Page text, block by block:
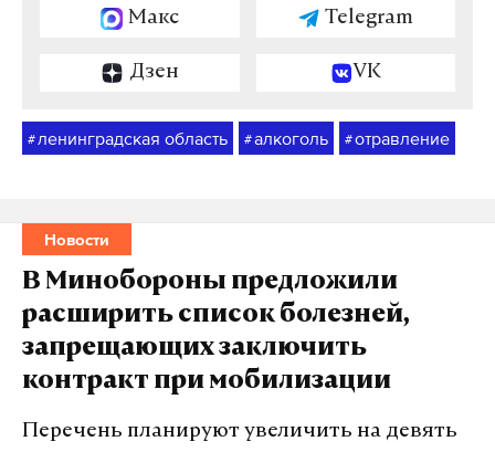
Макс Telegram
Дзен VK
# ленинградская область #алкоголь #отравление
Новости
В Минобороны предложили
расширить список болезней,
запрещающих заключить
контракт при мобилизации
Перечень планируют увеличить на девять